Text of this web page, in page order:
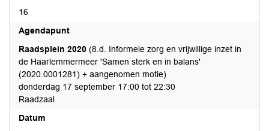
16
Agendapunt
Raadsplein 2020 (8.d. Informele zorg en vrijwillige inzet in
de Haarlemmermeer 'Samen sterk en in balans'
(2020.0001281) + aangenomen motie)
donderdag 17 september 17:00 tot 22:30
Raadzaal
Datum